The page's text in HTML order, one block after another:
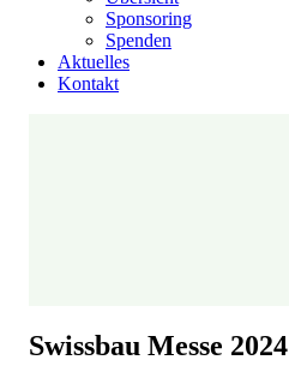
Sponsoring
Spenden
Aktuelles
Kontakt
Swissbau Messe 2024